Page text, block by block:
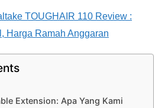
TOUGHAIR 110 Review :
Harga Ramah Anggaran
Extension: Apa Yang Kami